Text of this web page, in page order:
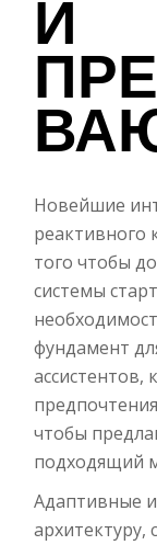
И
Новейшие
реактивного
того чтобы
системы
фундамент
чтобы
подходящий
Адаптивные